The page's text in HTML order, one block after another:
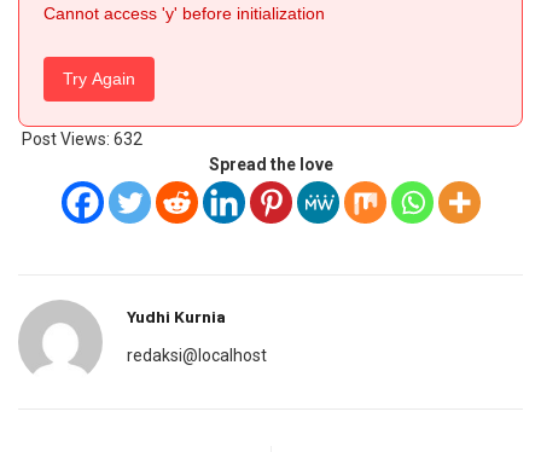
Cannot access 'y' before initialization
Try Again
Post Views: 632
Spread the love
Yudhi Kurnia
redaksi@localhost